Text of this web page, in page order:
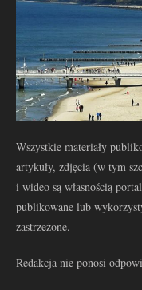
Wszystkie materiały
artykuły, zdjęcia (w tym
i wideo są własnością
publikowane lub
zastrzeżone.
Redakcja nie ponosi